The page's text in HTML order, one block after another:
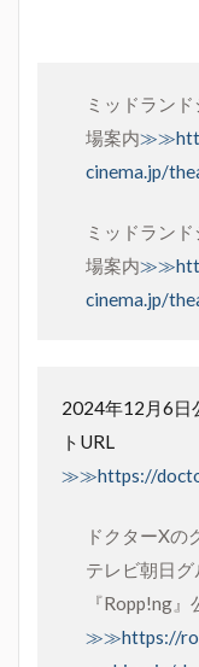
ミッドラン
場案内
cinema.jp/
ミッドラン
場案内
cinema.jp/
2024年12月6日
トURL
≫≫https://
ドクターXの
テレビ朝日グ
『Ropp!ng
≫≫https://